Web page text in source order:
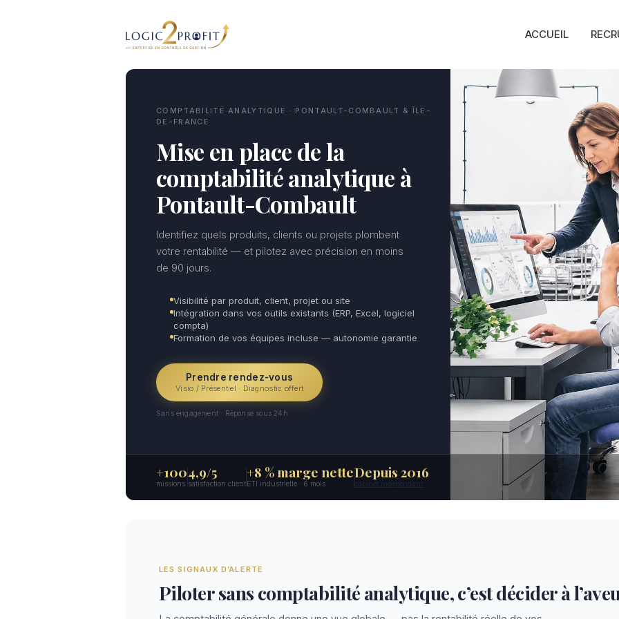
ACCUEIL
COMPTABILITÉ ANALYTIQUE · PONTAULT-COMBAULT & ÎLE-
DE-FRANCE
Mise en place de la
comptabilité analytique à
Pontault-Combault
Identifiez quels produits, clients ou projets plombent
votre rentabilité — et pilotez avec précision en moins
de 90 jours.
Visibilité par produit, client, projet ou site
Intégration dans vos outils existants (ERP, Excel, logiciel
compta)
Formation de vos équipes incluse — autonomie garantie
Prendre rendez-vous
Visio / Présentiel · Diagnostic offert
Sans engagement · Réponse sous 24h
+100
missions
4,9/5
satisfaction client
+8 % marge nette
ETI industrielle · 6 mois
Depuis 2016
cabinet indépendant
LES SIGNAUX D’ALERTE
Piloter sans comptabilité analytique, c’est décider à